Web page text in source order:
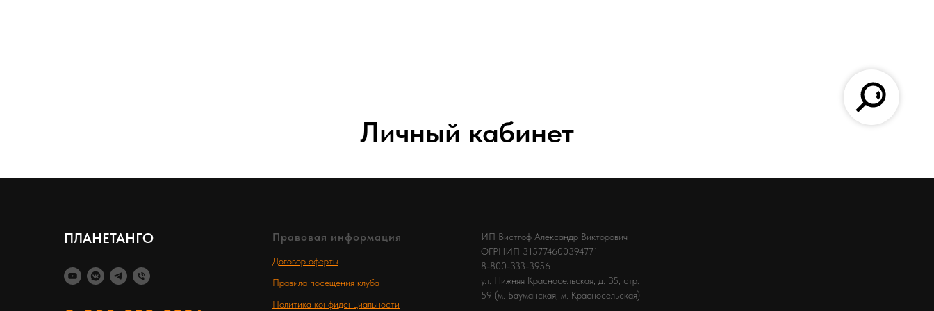
Личный кабинет
ПЛАНЕТАНГО Правовая информация
Договор оферты
Правила посещения клуба
Политика конфиденциальности
ИП Вистгоф Александр Викторович
ОГРНИП 315774600394771
8-800-333-3956
ул. Нижняя Красносельская, д. 35, стр.
59 (м. Бауманская, м. Красносельская)